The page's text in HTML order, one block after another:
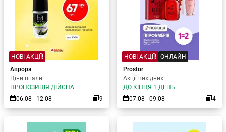
НОВІ АКЦІЇ!
Аврора
Ціни впали
ПРОПОЗИЦІЯ ДІЙСНА
06.08 - 12.08
9
НОВІ АКЦІЇ! ОНЛАЙН
Prostor
Акції вихідних
ДО КІНЦЯ 1 ДЕНЬ
07.08 - 09.08
4